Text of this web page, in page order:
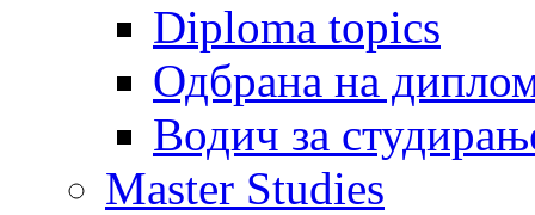
Diploma topics
Одбрана на
Водич за
Master Studies